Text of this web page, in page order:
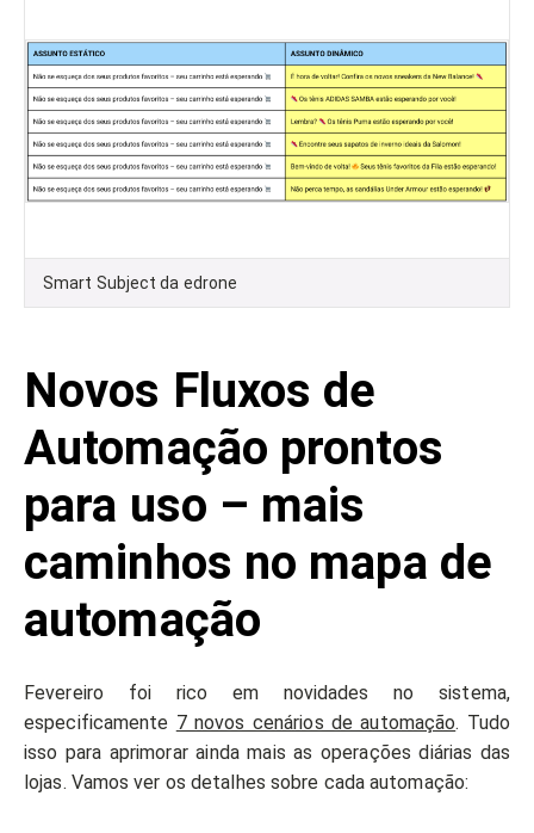
Smart Subject da edrone
Novos Fluxos de
Automação prontos
para uso – mais
caminhos no mapa de
automação
Fevereiro foi rico em novidades no sistema,
especificamente 7 novos cenários de automação. Tudo
isso para aprimorar ainda mais as operações diárias das
lojas. Vamos ver os detalhes sobre cada automação: